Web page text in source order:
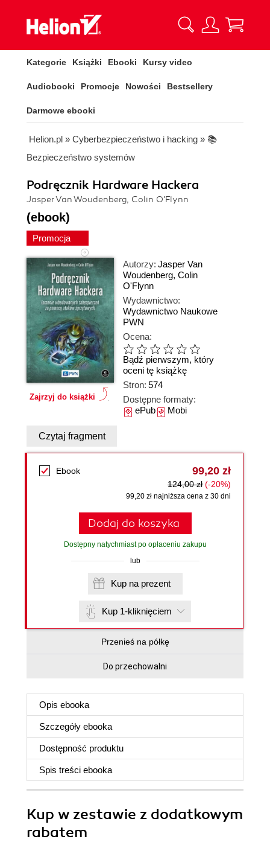
Kategorie Książki Ebooki Kursy video
Audiobooki Promocje Nowości Bestsellery
Darmowe ebooki
Helion.pl » Cyberbezpieczeństwo i hacking » 📚
Bezpieczeństwo systemów
Podręcznik Hardware Hackera
Jasper Van Woudenberg, Colin O'Flynn
(ebook)
Promocja
Zajrzyj do książki
Autorzy: Jasper Van
Woudenberg, Colin
O'Flynn
Wydawnictwo:
Wydawnictwo Naukowe
PWN
Ocena:
Bądź pierwszym, który
oceni tę książkę
Stron: 574
Dostępne formaty:
ePubMobi
Czytaj fragment
Ebook 99,20 zł
124,00 zł (-20%)
99,20 zł najniższa cena z 30 dni
Dodaj do koszyka
Dostępny natychmiast po opłaceniu zakupu
lub
Kup na prezent
Kup 1-kliknięciem
Przenieś na półkę
Do przechowalni
Opis ebooka
Szczegóły ebooka
Dostępność produktu
Spis treści ebooka
Kup w zestawie z dodatkowym
rabatem